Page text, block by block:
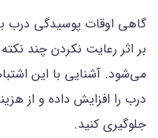
گاهی اوقات پوسیدگی درب
بر اثر رعایت نکردن چند
می‌شود. آشنایی با این
درب را افزایش داده و از
جلوگیری کنید.